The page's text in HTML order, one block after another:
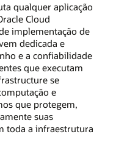
qualquer aplicação
Cloud
implementação de
dedicada e
e a confiabilidade
que executam
se
e
que protegem,
suas
toda a infraestrutura